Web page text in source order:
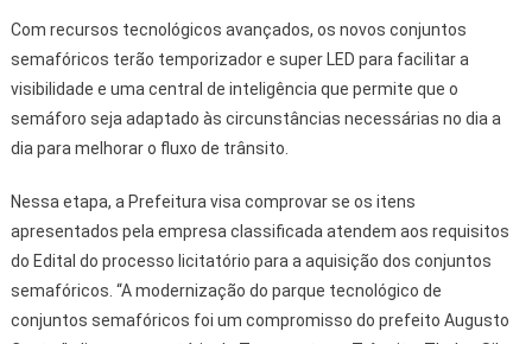
Com recursos tecnológicos avançados, os novos conjuntos
semafóricos terão temporizador e super LED para facilitar a
visibilidade e uma central de inteligência que permite que o
semáforo seja adaptado às circunstâncias necessárias no dia a
dia para melhorar o fluxo de trânsito.
Nessa etapa, a Prefeitura visa comprovar se os itens
apresentados pela empresa classificada atendem aos requisitos
do Edital do processo licitatório para a aquisição dos conjuntos
semafóricos. “A modernização do parque tecnológico de
conjuntos semafóricos foi um compromisso do prefeito Augusto